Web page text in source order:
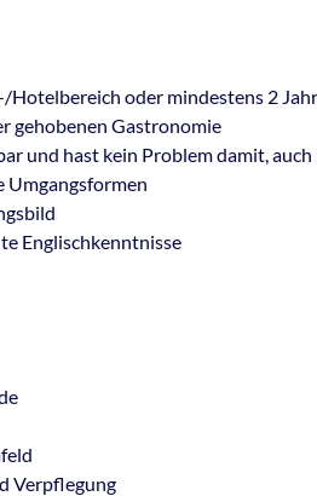
oder mindestens 2
gehobenen Gastronomie
und hast kein Problem damit,
Umgangsformen
Englischkenntnisse
Verpflegung